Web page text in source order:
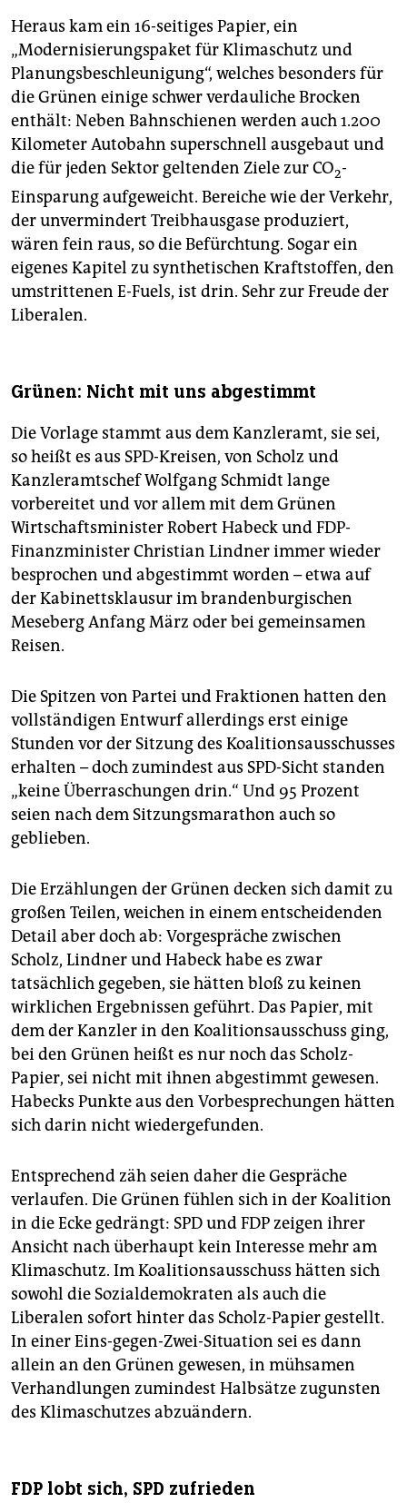
Heraus kam ein 16-seitiges Papier, ein
„Modernisierungspaket für Klimaschutz und
Planungsbeschleunigung“, welches besonders für
die Grünen einige schwer verdauliche Brocken
enthält: Neben Bahnschienen werden auch 1.200
Kilometer Autobahn superschnell ausgebaut und
die für jeden Sektor geltenden Ziele zur CO2-
Einsparung aufgeweicht. Bereiche wie der Verkehr,
der unvermindert Treibhausgase produziert,
wären fein raus, so die Befürchtung. Sogar ein
eigenes Kapitel zu synthetischen Kraftstoffen, den
umstrittenen E-Fuels, ist drin. Sehr zur Freude der
Liberalen.
Grünen: Nicht mit uns abgestimmt
Die Vorlage stammt aus dem Kanzleramt, sie sei,
so heißt es aus SPD-Kreisen, von Scholz und
Kanzleramtschef Wolfgang Schmidt lange
vorbereitet und vor allem mit dem Grünen
Wirtschaftsminister Robert Habeck und FDP-
Finanzminister Christian Lindner immer wieder
besprochen und abgestimmt worden – etwa auf
der Kabinettsklausur im brandenburgischen
Meseberg Anfang März oder bei gemeinsamen
Reisen.
Die Spitzen von Partei und Fraktionen hatten den
vollständigen Entwurf allerdings erst einige
Stunden vor der Sitzung des Koalitionsausschusses
erhalten – doch zumindest aus SPD-Sicht standen
„keine Überraschungen drin.“ Und 95 Prozent
seien nach dem Sitzungsmarathon auch so
geblieben.
Die Erzählungen der Grünen decken sich damit zu
großen Teilen, weichen in einem entscheidenden
Detail aber doch ab: Vorgespräche zwischen
Scholz, Lindner und Habeck habe es zwar
tatsächlich gegeben, sie hätten bloß zu keinen
wirklichen Ergebnissen geführt. Das Papier, mit
dem der Kanzler in den Koalitionsausschuss ging,
bei den Grünen heißt es nur noch das Scholz-
Papier, sei nicht mit ihnen abgestimmt gewesen.
Habecks Punkte aus den Vorbesprechungen hätten
sich darin nicht wiedergefunden.
Entsprechend zäh seien daher die Gespräche
verlaufen. Die Grünen fühlen sich in der Koalition
in die Ecke gedrängt: SPD und FDP zeigen ihrer
Ansicht nach überhaupt kein Interesse mehr am
Klimaschutz. Im Koalitionsausschuss hätten sich
sowohl die Sozialdemokraten als auch die
Liberalen sofort hinter das Scholz-Papier gestellt.
In einer Eins-gegen-Zwei-Situation sei es dann
allein an den Grünen gewesen, in mühsamen
Verhandlungen zumindest Halbsätze zugunsten
des Klimaschutzes abzuändern.
FDP lobt sich, SPD zufrieden